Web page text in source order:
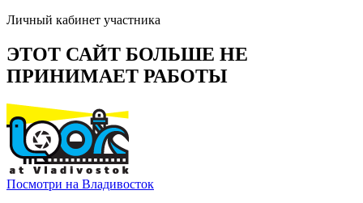
Личный кабинет участника
ЭТОТ САЙТ БОЛЬШЕ НЕ
ПРИНИМАЕТ РАБОТЫ
Посмотри на Владивосток